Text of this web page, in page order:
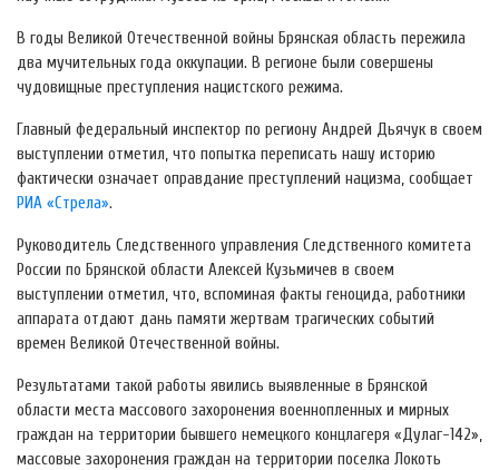
В годы Великой Отечественной войны Брянская область пережила
два мучительных года оккупации. В регионе были совершены
чудовищные преступления нацистского режима.
Главный федеральный инспектор по региону Андрей Дьячук в своем
выступлении отметил, что попытка переписать нашу историю
фактически означает оправдание преступлений нацизма, сообщает
РИА «Стрела».
Руководитель Следственного управления Следственного комитета
России по Брянской области Алексей Кузьмичев в своем
выступлении отметил, что, вспоминая факты геноцида, работники
аппарата отдают дань памяти жертвам трагических событий
времен Великой Отечественной войны.
Результатами такой работы явились выявленные в Брянской
области места массового захоронения военнопленных и мирных
граждан на территории бывшего немецкого концлагеря «Дулаг-142»,
массовые захоронения граждан на территории поселка Локоть